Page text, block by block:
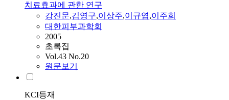
치료효과에 관한 연구
강진문,김영구,이상주,이규엽,이주희
대한피부과학회
2005
초록집
Vol.43 No.20
원문보기
KCI등재